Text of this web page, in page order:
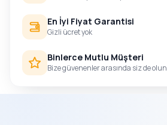
En İyi Fiyat Garantisi
Gizli ücret yok
Binlerce Mutlu Müşteri
Bize güvenenler arasında siz de olun